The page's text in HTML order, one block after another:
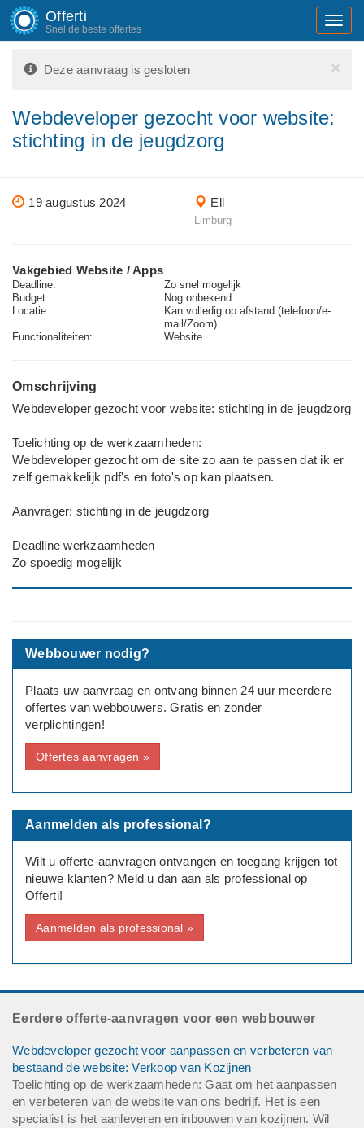
Offerti
Snel de beste offertes
×
Deze aanvraag is gesloten
Webdeveloper gezocht voor website:
stichting in de jeugdzorg
19 augustus 2024 Ell
Limburg
Vakgebied Website / Apps
Deadline:
Zo snel mogelijk
Budget:
Nog onbekend
Locatie:
Kan volledig op afstand (telefoon/e-
mail/Zoom)
Functionaliteiten:
Website
Omschrijving
Webdeveloper gezocht voor website: stichting in de jeugdzorg
Toelichting op de werkzaamheden:
Webdeveloper gezocht om de site zo aan te passen dat ik er
zelf gemakkelijk pdf's en foto's op kan plaatsen.
Aanvrager: stichting in de jeugdzorg
Deadline werkzaamheden
Zo spoedig mogelijk
Webbouwer nodig?
Plaats uw aanvraag en ontvang binnen 24 uur meerdere
offertes van webbouwers. Gratis en zonder
verplichtingen!
Offertes aanvragen »
Aanmelden als professional?
Wilt u offerte-aanvragen ontvangen en toegang krijgen tot
nieuwe klanten? Meld u dan aan als professional op
Offerti!
Aanmelden als professional »
Eerdere offerte-aanvragen voor een webbouwer
Webdeveloper gezocht voor aanpassen en verbeteren van
bestaand de website: Verkoop van Kozijnen
Toelichting op de werkzaamheden: Gaat om het aanpassen
en verbeteren van de website van ons bedrijf. Het is een
specialist is het aanleveren en inbouwen van kozijnen. Wil